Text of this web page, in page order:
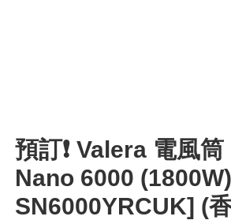
預訂❗️ Valera 電風
Nano 6000
SN6000YRCUK] (